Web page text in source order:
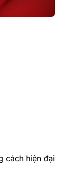
cách hiện đại